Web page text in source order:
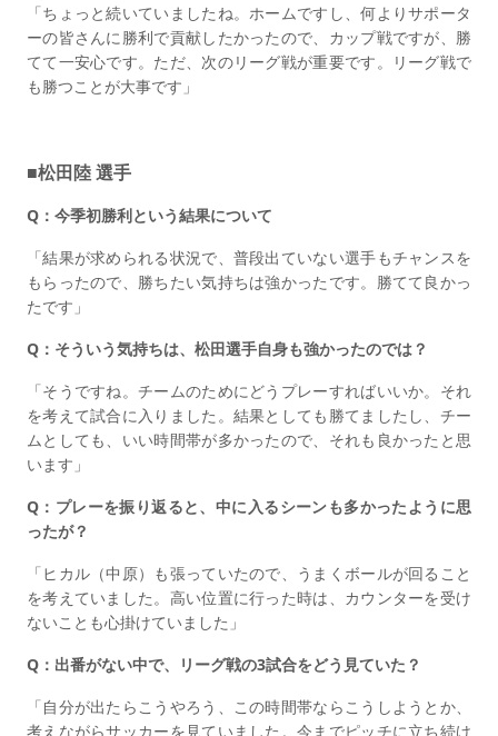
「ちょっと続いていましたね。ホームですし、何よりサポータ
ーの皆さんに勝利で貢献したかったので、カップ戦ですが、勝
てて一安心です。ただ、次のリーグ戦が重要です。リーグ戦で
も勝つことが大事です」
■松田陸 選手
Q：今季初勝利という結果について
「結果が求められる状況で、普段出ていない選手もチャンスを
もらったので、勝ちたい気持ちは強かったです。勝てて良かっ
たです」
Q：そういう気持ちは、松田選手自身も強かったのでは？
「そうですね。チームのためにどうプレーすればいいか。それ
を考えて試合に入りました。結果としても勝てましたし、チー
ムとしても、いい時間帯が多かったので、それも良かったと思
います」
Q：プレーを振り返ると、中に入るシーンも多かったように思
ったが？
「ヒカル（中原）も張っていたので、うまくボールが回ること
を考えていました。高い位置に行った時は、カウンターを受け
ないことも心掛けていました」
Q：出番がない中で、リーグ戦の3試合をどう見ていた？
「自分が出たらこうやろう、この時間帯ならこうしようとか、
考えながらサッカーを見ていました。今までピッチに立ち続け